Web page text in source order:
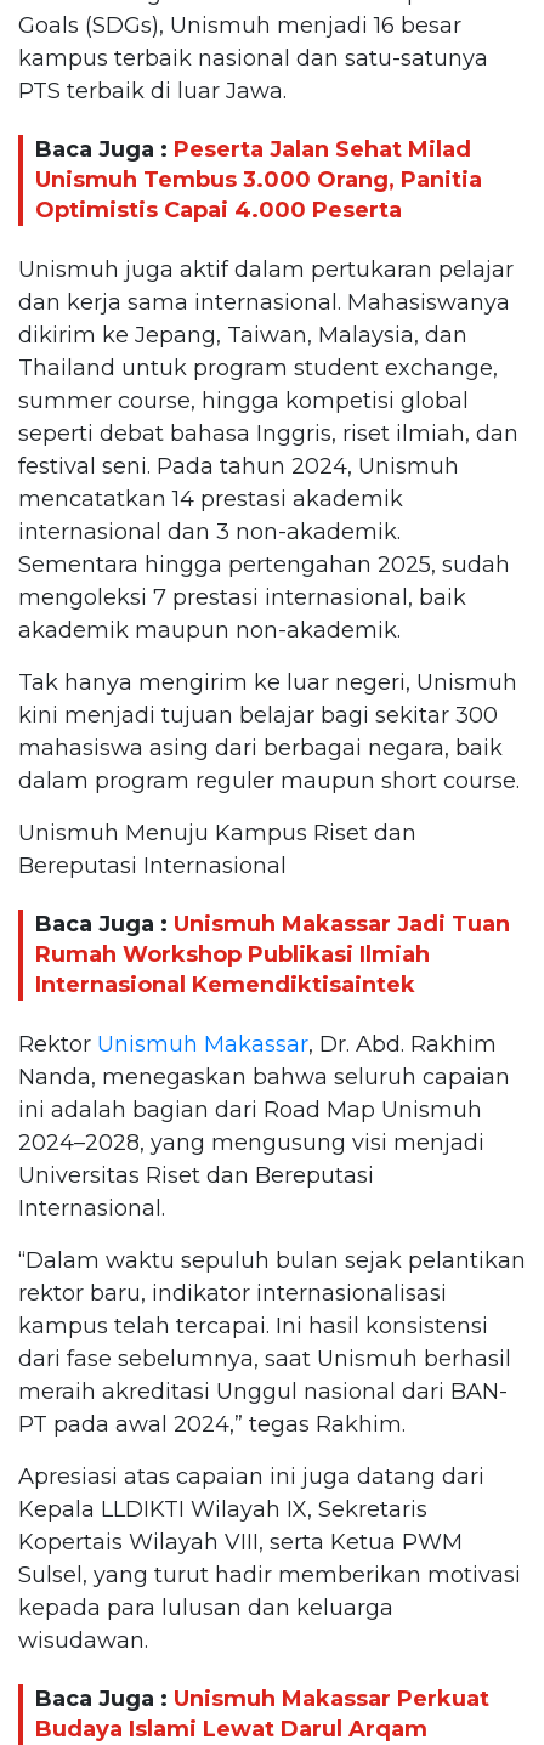
Goals (SDGs), Unismuh menjadi 16 besar
kampus terbaik nasional dan satu-satunya
PTS terbaik di luar Jawa.
Baca Juga : Peserta Jalan Sehat Milad
Unismuh Tembus 3.000 Orang, Panitia
Optimistis Capai 4.000 Peserta
Unismuh juga aktif dalam pertukaran pelajar
dan kerja sama internasional. Mahasiswanya
dikirim ke Jepang, Taiwan, Malaysia, dan
Thailand untuk program student exchange,
summer course, hingga kompetisi global
seperti debat bahasa Inggris, riset ilmiah, dan
festival seni. Pada tahun 2024, Unismuh
mencatatkan 14 prestasi akademik
internasional dan 3 non-akademik.
Sementara hingga pertengahan 2025, sudah
mengoleksi 7 prestasi internasional, baik
akademik maupun non-akademik.
Tak hanya mengirim ke luar negeri, Unismuh
kini menjadi tujuan belajar bagi sekitar 300
mahasiswa asing dari berbagai negara, baik
dalam program reguler maupun short course.
Unismuh Menuju Kampus Riset dan
Bereputasi Internasional
Baca Juga : Unismuh Makassar Jadi Tuan
Rumah Workshop Publikasi Ilmiah
Internasional Kemendiktisaintek
Rektor Unismuh Makassar, Dr. Abd. Rakhim
Nanda, menegaskan bahwa seluruh capaian
ini adalah bagian dari Road Map Unismuh
2024–2028, yang mengusung visi menjadi
Universitas Riset dan Bereputasi
Internasional.
“Dalam waktu sepuluh bulan sejak pelantikan
rektor baru, indikator internasionalisasi
kampus telah tercapai. Ini hasil konsistensi
dari fase sebelumnya, saat Unismuh berhasil
meraih akreditasi Unggul nasional dari BAN-
PT pada awal 2024,” tegas Rakhim.
Apresiasi atas capaian ini juga datang dari
Kepala LLDIKTI Wilayah IX, Sekretaris
Kopertais Wilayah VIII, serta Ketua PWM
Sulsel, yang turut hadir memberikan motivasi
kepada para lulusan dan keluarga
wisudawan.
Baca Juga : Unismuh Makassar Perkuat
Budaya Islami Lewat Darul Arqam